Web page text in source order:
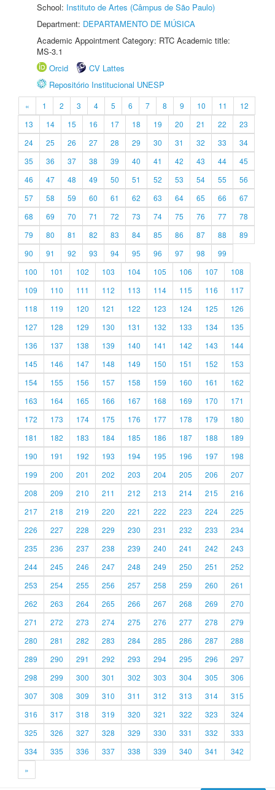
School: Instituto de Artes (Câmpus de São Paulo)
Department: DEPARTAMENTO DE MÚSICA
Academic Appointment Category: RTC Academic title:
MS-3.1
Orcid
CV Lattes
Repositório Institucional UNESP
« 1 2 3 4 5 6 7 8 9 10 11
12
13
14 15 16 17 18 19 20 21 22
23
24
25 26 27 28 29 30 31 32 33
34
35
36 37 38 39 40 41 42 43 44
45
46
47 48 49 50 51 52 53 54 55
56
57
58 59 60 61 62 63 64 65 66
67
68
69 70 71 72 73 74 75 76 77
78
79
80 81 82 83 84 85 86 87 88
89
90
91 92 93 94 95 96 97 98
99
100
101 102 103 104 105 106 107
108
109
110 111 112 113 114 115 116
117
118
119 120 121 122 123 124 125
126
127
128 129 130 131 132 133 134
135
136
137 138 139 140 141 142 143
144
145
146 147 148 149 150 151 152
153
154
155 156 157 158 159 160 161
162
163
164 165 166 167 168 169 170
171
172
173 174 175 176 177 178 179
180
181
182 183 184 185 186 187 188
189
190
191 192 193 194 195 196 197
198
199
200 201 202 203 204 205 206
207
208
209 210 211 212 213 214 215
216
217
218 219 220 221 222 223 224
225
226
227 228 229 230 231 232 233
234
235
236 237 238 239 240 241 242
243
244
245 246 247 248 249 250 251
252
253
254 255 256 257 258 259 260
261
262
263 264 265 266 267 268 269
270
271
272 273 274 275 276 277 278
279
280
281 282 283 284 285 286 287
288
289
290 291 292 293 294 295 296
297
298
299 300 301 302 303 304 305
306
307
308 309 310 311 312 313 314
315
316
317 318 319 320 321 322 323
324
325
326 327 328 329 330 331 332
333
334
335 336 337 338 339 340 341
342
»